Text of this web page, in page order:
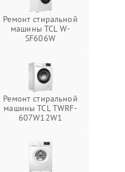
Ремонт стиральной
машины TCL W-
SF606W
Ремонт стиральной
машины TCL TWRF-
607W12W1